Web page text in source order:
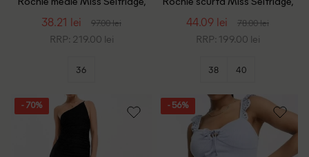
Rochie medie Miss Selfridge,
38.21 lei 97.00 lei
RRP: 219.00 lei
36
Rochie scurta Miss Selfridge,
44.09 lei 78.00 lei
RRP: 199.00 lei
38 40
- 70% - 56%